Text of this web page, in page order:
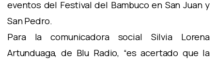
eventos del Festival del Bambuco en San Juan y
San Pedro.
Para la comunicadora social Silvia Lorena
Artunduaga, de Blu Radio, “es acertado que la